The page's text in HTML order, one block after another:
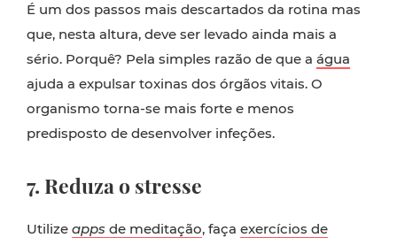
É um dos passos mais descartados da rotina mas
que, nesta altura, deve ser levado ainda mais a
sério. Porquê? Pela simples razão de que a água
ajuda a expulsar toxinas dos órgãos vitais. O
organismo torna-se mais forte e menos
predisposto de desenvolver infeções.
7. Reduza o stresse
Utilize apps de meditação, faça exercícios de